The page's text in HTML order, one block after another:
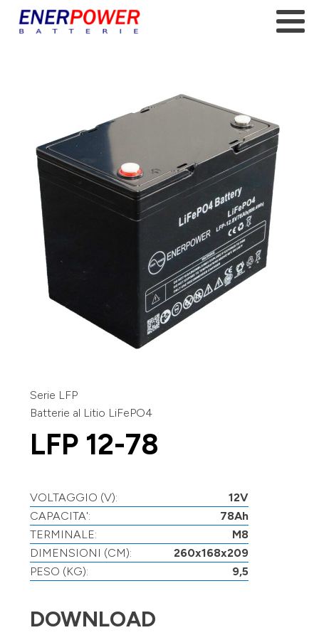
Serie LFP
Batterie al Litio LiFePO4
LFP 12-78
VOLTAGGIO (V):
12V
CAPACITA':
78Ah
TERMINALE:
M8
DIMENSIONI (CM):
260x168x209
PESO (KG):
9,5
DOWNLOAD